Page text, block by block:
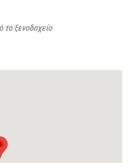
το ξενοδοχείο